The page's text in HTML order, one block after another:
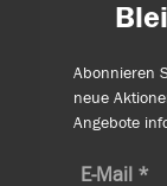
Abonnieren
neue
Angebote